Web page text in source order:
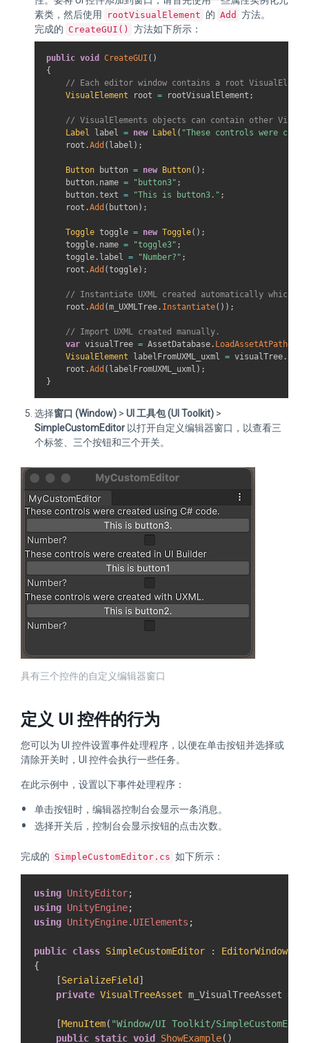
素类，然后使用
rootVisualElement 的 Add 方法。
完成的 CreateGUI() 方法如下所示：
public void CreateGUI ( )
{
// Each editor window contains a root
VisualElement root = rootVisualElement ;
// VisualElements objects can contain other
Label label = new Label ( "These controls were
    root
.Add ( label ) ;
Button button = new Button( ) ;
    button
. name = "button3" ;
    button
.text = "This is button3." ;
    root
.Add ( button) ;
Toggle toggle = new Toggle( ) ;
    toggle
. name = "toggle3" ;
    toggle
. label = "Number?" ;
    root
.Add (toggle) ;
// Instantiate UXML created automatically which
    root
.Add (m_UXMLTree . Instantiate( ) ) ;
// Import UXML created manually.
var visualTree = AssetDatabase . LoadAssetAtPath<
VisualElement labelFromUXML_uxml = visualTree .
    root
.Add ( labelFromUXML_uxml ) ;
}
选择窗口 (Window) > UI 工具包 (UI Toolkit) >
SimpleCustomEditor 以打开自定义编辑器窗口，以查看三
个标签、三个按钮和三个开关。
具有三个控件的自定义编辑器窗口
定义 UI 控件的行为
您可以为 UI 控件设置事件处理程序，以便在单击按钮并选择或
清除开关时，UI 控件会执行一些任务。
在此示例中，设置以下事件处理程序：
单击按钮时，编辑器控制台会显示一条消息。
选择开关后，控制台会显示按钮的点击次数。
完成的 SimpleCustomEditor.cs 如下所示：
using UnityEditor;
using UnityEngine;
using UnityEngine. UIElements ;
public class SimpleCustomEditor :
EditorWindow
{
[SerializeField ]
private VisualTreeAsset m_VisualTreeAsset =
[MenuItem( "Window/UI Toolkit/
public static void ShowExample( )